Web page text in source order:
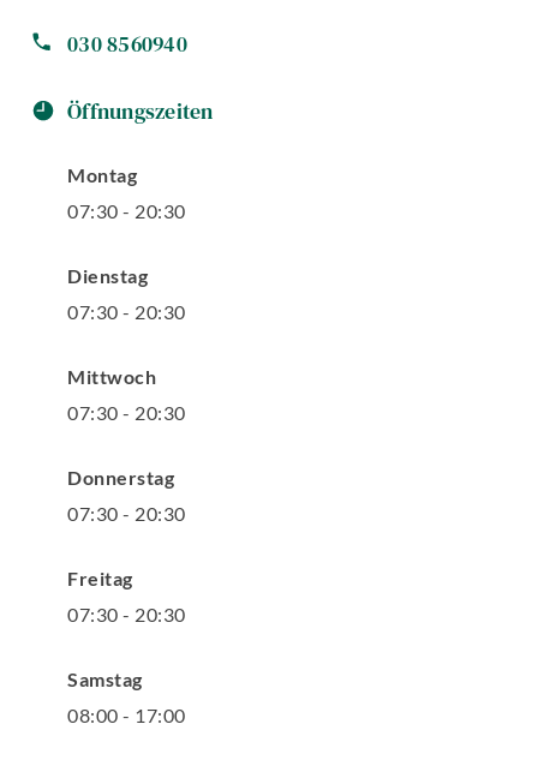
030 8560940
Öffnungszeiten
Montag
07:30 - 20:30
Dienstag
07:30 - 20:30
Mittwoch
07:30 - 20:30
Donnerstag
07:30 - 20:30
Freitag
07:30 - 20:30
Samstag
08:00 - 17:00